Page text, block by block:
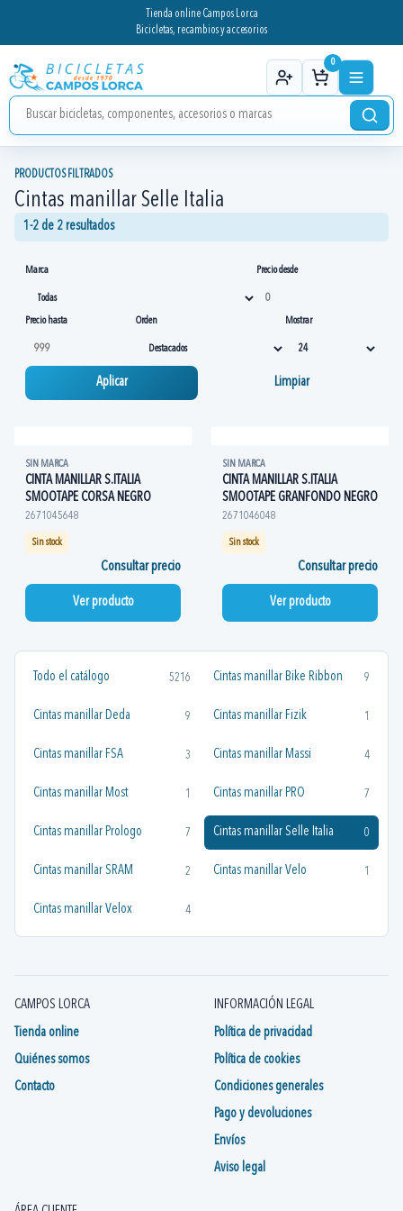
Tienda online Campos Lorca
Bicicletas, recambios y accesorios
0
Todo el catálogo 5216 Cintas manillar Bike Ribbon 9
Cintas manillar Deda 9 Cintas manillar Fizik 1
Cintas manillar FSA 3 Cintas manillar Massi 4
Cintas manillar Most 1 Cintas manillar PRO 7
Cintas manillar Prologo 7 Cintas manillar Selle Italia 0
Cintas manillar SRAM 2 Cintas manillar Velo 1
Cintas manillar Velox 4
PRODUCTOS FILTRADOS
Cintas manillar Selle Italia
1-2 de 2 resultados
Marca Precio desde
Precio hasta Orden Mostrar
Aplicar Limpiar
SIN MARCA
CINTA MANILLAR S.ITALIA
SMOOTAPE CORSA NEGRO
2671045648
Sin stock
Consultar precio
Ver producto
SIN MARCA
CINTA MANILLAR S.ITALIA
SMOOTAPE GRANFONDO NEGRO
2671046048
Sin stock
Consultar precio
Ver producto
CAMPOS LORCA
Tienda online
Quiénes somos
Contacto
INFORMACIÓN LEGAL
Política de privacidad
Política de cookies
Condiciones generales
Pago y devoluciones
Envíos
Aviso legal